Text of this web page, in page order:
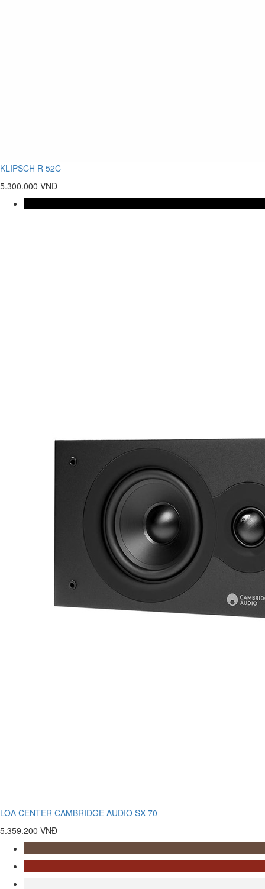
KLIPSCH R 52C
5.300.000 VNĐ
LOA CENTER CAMBRIDGE AUDIO SX-70
5.359.200 VNĐ